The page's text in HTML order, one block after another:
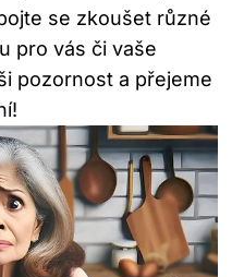
se zkoušet různé
pro vás či vaše
pozornost a přejeme